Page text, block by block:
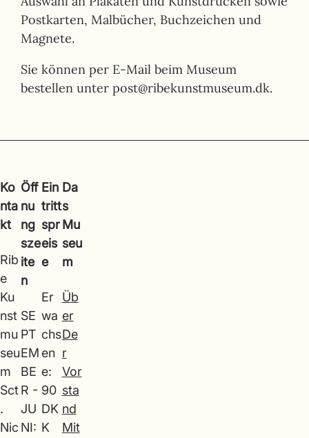
Postkarten, Malbücher, Buchzeichen und
Magnete.
Sie können per E-Mail beim Museum
bestellen unter post@ribekunstmuseum.dk.
Ko
nta
kt
Rib
e
Ku
nst
mu
seu
m
Sct
.
Nic
Öff
nu
ng
sze
ite
n
SE
PT
EM
BE
R -
JU
NI:
Ein
tritt
spr
eis
e
Er
wa
chs
en
e:
90
DK
K
Da
s
Mu
seu
m
Üb
er
De
r
Vor
sta
nd
Mit